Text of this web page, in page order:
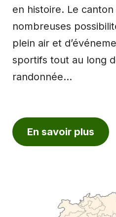
en histoire. Le
nombreuses
plein air et
sportifs tout au long
randonnée…
En savoir plus